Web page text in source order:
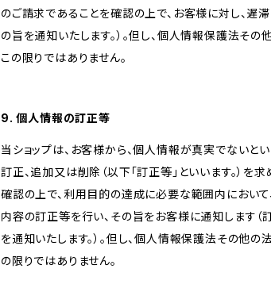
のご請求であることを確認の上で、お客様に対し、
の旨を通知いたします。）。但し、個人情報保護法そ
この限りではありません。
9. 個人情報の訂正等
当ショップは、お客様から、個人情報が真実でない
訂正、追加又は削除（以下「訂正等」といいます。）
確認の上で、利用目的の達成に必要な範囲内におい
内容の訂正等を行い、その旨をお客様に通知します
を通知いたします。）。但し、個人情報保護法その他
の限りではありません。